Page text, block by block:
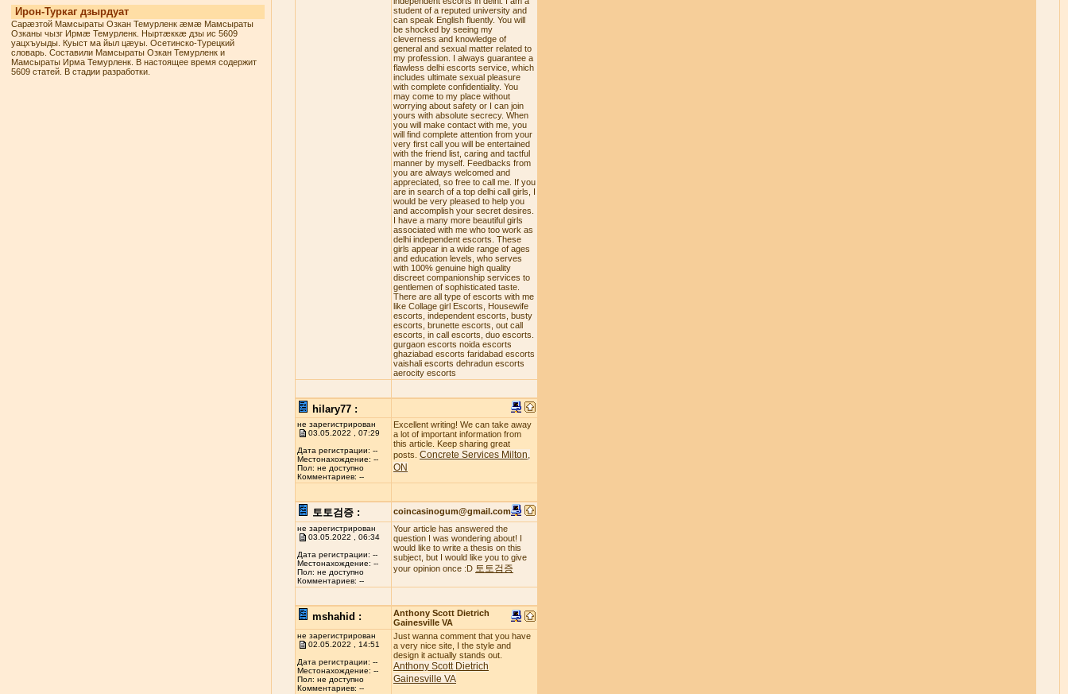
Ирон-Туркаг дзырдуат
Сарæзтой Мамсыраты Озкан Темурленк æмæ Мамсыраты
Озканы чызг Ирмæ Темурленк. Ныртæккæ дзы ис 5609
уацхъуыды. Куыст ма йыл цæуы. Осетинско-Турецкий
словарь. Составили Мамсыраты Озкан Темурленк и
Мамсыраты Ирма Темурленк. В настоящее время содержит
5609 статей. В стадии разработки.
student of a reputed university and
can speak English fluently. You will
be shocked by seeing my
cleverness and knowledge of
general and sexual matter related to
my profession. I always guarantee a
flawless delhi escorts service, which
includes ultimate sexual pleasure
with complete confidentiality. You
may come to my place without
worrying about safety or I can join
yours with absolute secrecy. When
you will make contact with me, you
will find complete attention from your
very first call you will be entertained
with the friend list, caring and tactful
manner by myself. Feedbacks from
you are always welcomed and
appreciated, so free to call me. If you
are in search of a top delhi call girls, I
would be very pleased to help you
and accomplish your secret desires.
I have a many more beautiful girls
associated with me who too work as
delhi independent escorts. These
girls appear in a wide range of ages
and education levels, who serves
with 100% genuine high quality
discreet companionship services to
gentlemen of sophisticated taste.
There are all type of escorts with me
like Collage girl Escorts, Housewife
escorts, independent escorts, busty
escorts, brunette escorts, out call
escorts, in call escorts, duo escorts.
gurgaon escorts noida escorts
ghaziabad escorts faridabad escorts
vaishali escorts dehradun escorts
aerocity escorts
hilary77 :
не зарегистрирован
03.05.2022 , 07:29
Дата регистрации: --
Местонахождение: --
Пол: не доступно
Комментариев: --
Excellent writing! We can take away
a lot of important information from
this article. Keep sharing great
posts. Concrete Services Milton,
ON
토토검증 : coincasinogum@gmail.com
не зарегистрирован
03.05.2022 , 06:34
Дата регистрации: --
Местонахождение: --
Пол: не доступно
Комментариев: --
Your article has answered the
question I was wondering about! I
would like to write a thesis on this
subject, but I would like you to give
your opinion once :D 토토검증
mshahid :
Anthony Scott Dietrich
Gainesville VA
не зарегистрирован
02.05.2022 , 14:51
Дата регистрации: --
Местонахождение: --
Пол: не доступно
Комментариев: --
Just wanna comment that you have
a very nice site, I the style and
design it actually stands out.
Anthony Scott Dietrich
Gainesville VA